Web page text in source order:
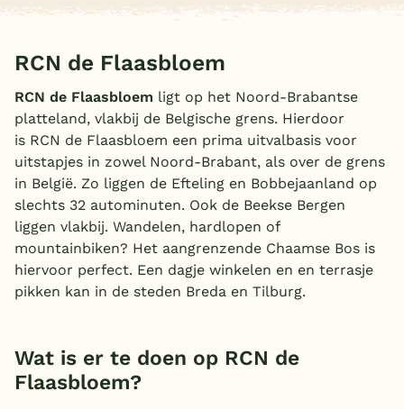
RCN de Flaasbloem
RCN de Flaasbloem ligt op het Noord-Brabantse
platteland, vlakbij de Belgische grens. Hierdoor
is RCN de Flaasbloem een prima uitvalbasis voor
uitstapjes in zowel Noord-Brabant, als over de grens
in België. Zo liggen de Efteling en Bobbejaanland op
slechts 32 autominuten. Ook de Beekse Bergen
liggen vlakbij. Wandelen, hardlopen of
mountainbiken? Het aangrenzende Chaamse Bos is
hiervoor perfect. Een dagje winkelen en en terrasje
pikken kan in de steden Breda en Tilburg.
Wat is er te doen op RCN de
Flaasbloem?